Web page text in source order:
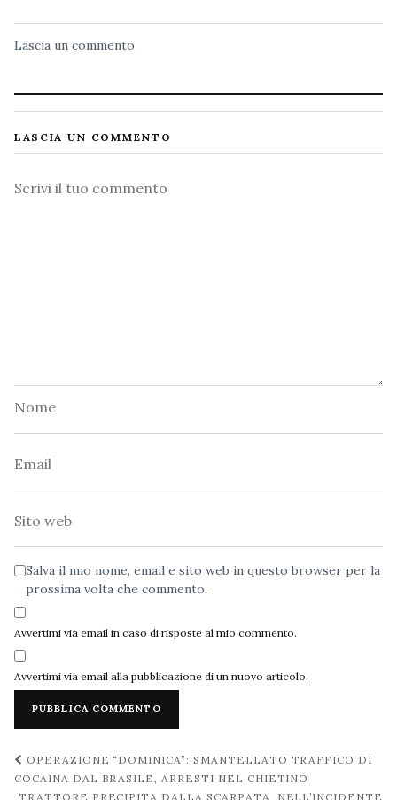
Lascia un commento
LASCIA UN COMMENTO
Commento
Salva il mio nome, email e sito web in questo browser per la
prossima volta che commento.
Avvertimi via email in caso di risposte al mio commento.
Avvertimi via email alla pubblicazione di un nuovo articolo.
Navigazione
post
OPERAZIONE “DOMINICA”: SMANTELLATO TRAFFICO DI
COCAINA DAL BRASILE, ARRESTI NEL CHIETINO
TRATTORE PRECIPITA DALLA SCARPATA, NELL’INCIDENTE